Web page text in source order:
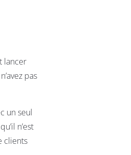
lancer
pas
un seul
n’est
clients